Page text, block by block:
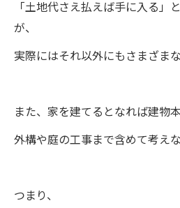
「土地代さえ払えば手に入る」
が、
実際にはそれ以外にもさまざま
また、家を建てるとなれば建物
外構や庭の工事まで含めて考え
つまり、